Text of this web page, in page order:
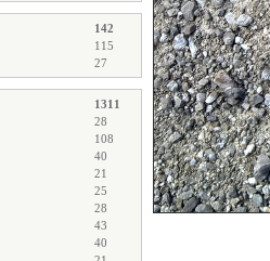
142
115
27
1311
28
108
40
21
25
28
43
40